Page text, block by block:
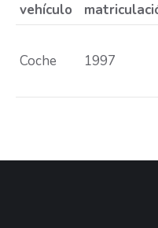
vehículo
Coche 1997